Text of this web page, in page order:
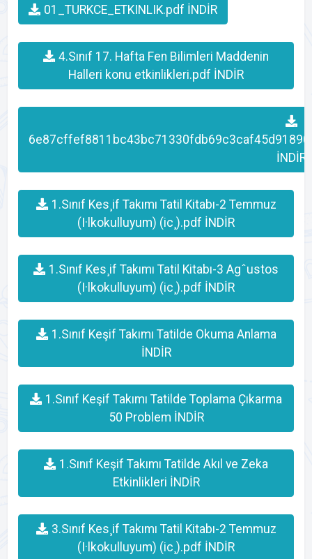
01_TURKCE_ETKINLIK.pdf İNDİR
4.Sınıf 17. Hafta Fen Bilimleri Maddenin
Halleri konu etkinlikleri.pdf İNDİR
İNDİR
1.Sınıf Kes¸if Takımı Tatil Kitabı-2 Temmuz
(I·lkokulluyum) (ic¸).pdf İNDİR
1.Sınıf Kes¸if Takımı Tatil Kitabı-3 Agˆustos
(I·lkokulluyum) (ic¸).pdf İNDİR
1.Sınıf Keşif Takımı Tatilde Okuma Anlama
İNDİR
1.Sınıf Keşif Takımı Tatilde Toplama Çıkarma
50 Problem İNDİR
1.Sınıf Keşif Takımı Tatilde Akıl ve Zeka
Etkinlikleri İNDİR
3.Sınıf Kes¸if Takımı Tatil Kitabı-2 Temmuz
(I·lkokulluyum) (ic¸).pdf İNDİR